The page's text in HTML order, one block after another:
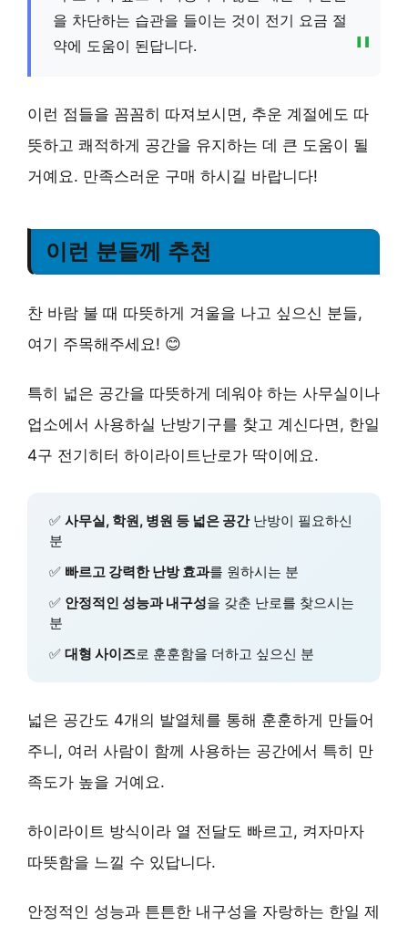
을 차단하는 습관을 들이는 것이 전기 요금 절
약에 도움이 된답니다.
이런 점들을 꼼꼼히 따져보시면, 추운 계절에도 따
뜻하고 쾌적하게 공간을 유지하는 데 큰 도움이 될
거예요. 만족스러운 구매 하시길 바랍니다!
이런 분들께 추천
찬 바람 불 때 따뜻하게 겨울을 나고 싶으신 분들,
여기 주목해주세요! 😊
특히 넓은 공간을 따뜻하게 데워야 하는 사무실이나
업소에서 사용하실 난방기구를 찾고 계신다면, 한일
4구 전기히터 하이라이트난로가 딱이에요.
✅ 사무실, 학원, 병원 등 넓은 공간난방이 필요하신
분
✅ 빠르고 강력한 난방 효과를 원하시는 분
✅ 안정적인 성능과 내구성을 갖춘 난로를 찾으시는
분
✅ 대형 사이즈로 훈훈함을 더하고 싶으신 분
넓은 공간도 4개의 발열체를 통해 훈훈하게 만들어
주니, 여러 사람이 함께 사용하는 공간에서 특히 만
족도가 높을 거예요.
하이라이트 방식이라 열 전달도 빠르고, 켜자마자
따뜻함을 느낄 수 있답니다.
안정적인 성능과 튼튼한 내구성을 자랑하는 한일 제